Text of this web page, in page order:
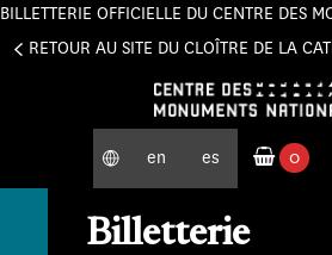
BILLETTERIE OFFICIELLE DU CENTRE DES
RETOUR AU SITE DU CLOÎTRE DE LA
en es
0
Billetterie
Panneau de gestion des cookies